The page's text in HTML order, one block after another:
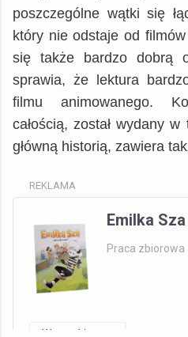
poszczególne wątki się
który nie odstaje od
się także bardzo dobrą
sprawia, że lektura
filmu animowanego.
całością, został wydany
główną historią, zawiera
REKLAMA
Emilka
Praca zbiorowa
Wszystkie